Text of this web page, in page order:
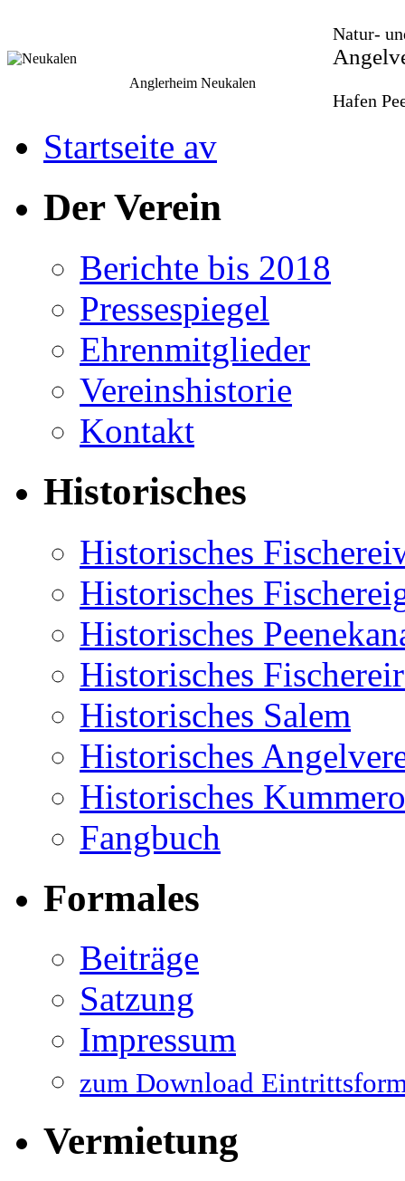
Anglerheim Neukalen
Natur-
Hafen
Startseite av
Der Verein
Berichte bis 2018
Pressespiegel
Ehrenmitglieder
Vereinshistorie
Kontakt
Historisches
Historisches
Historisches
Historisches
Historisches
Historisches Salem
Historisches
Historisches
Fangbuch
Formales
Beiträge
Satzung
Impressum
zum Download
Vermietung